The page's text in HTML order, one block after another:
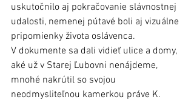
uskutočnilo aj pokračovanie slávnostnej
udalosti, nemenej pútavé boli aj vizuálne
pripomienky života oslávenca.
V dokumente sa dali vidieť ulice a domy,
aké už v Starej Ľubovni nenájdeme,
mnohé nakrútil so svojou
neodmysliteľnou kamerkou práve K.